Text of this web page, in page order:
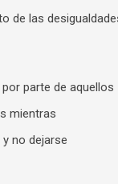
de las
parte de aquellos
mientras
no dejarse